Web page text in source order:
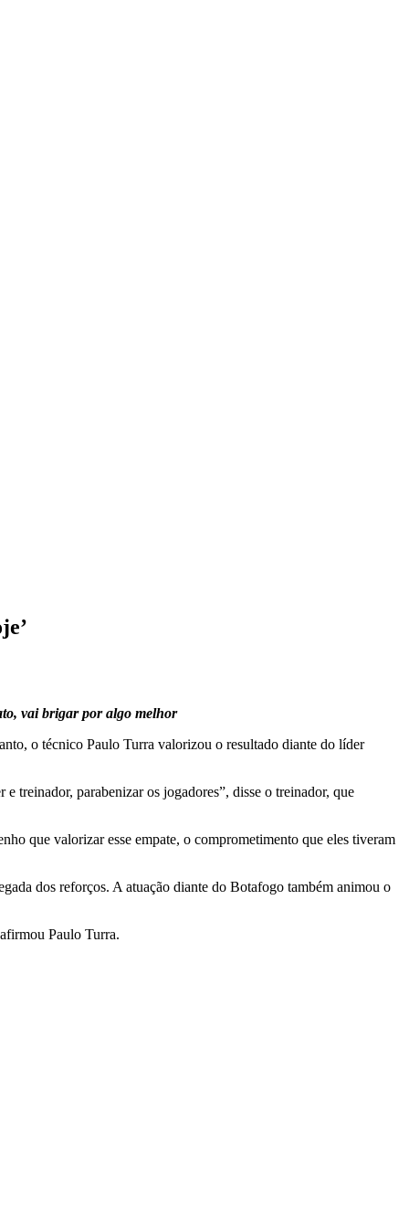
vai brigar por algo melhor
o técnico Paulo Turra valorizou o resultado diante do líder
treinador, parabenizar os jogadores”, disse o treinador, que
que valorizar esse empate, o comprometimento que eles tiveram
dos reforços. A atuação diante do Botafogo também animou o
Paulo Turra.